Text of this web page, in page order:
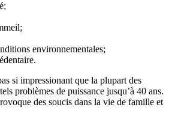
environnementales;
si impressionant que la plupart des
problèmes de puissance jusqu’à 40 ans.
des soucis dans la vie de famille et